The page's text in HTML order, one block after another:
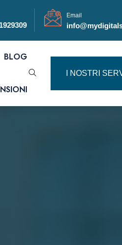
Email
BLOG
I NOSTRI